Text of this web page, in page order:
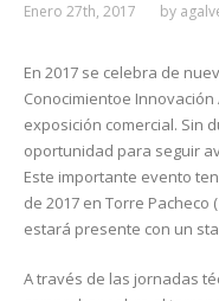
Enero 27th, 2017 by
En 2017 se celebra de
Conocimientoe
exposición comercial. Sin
oportunidad para seguir
Este importante evento
de 2017 en Torre Pacheco
estará presente con un
A través de las jornadas